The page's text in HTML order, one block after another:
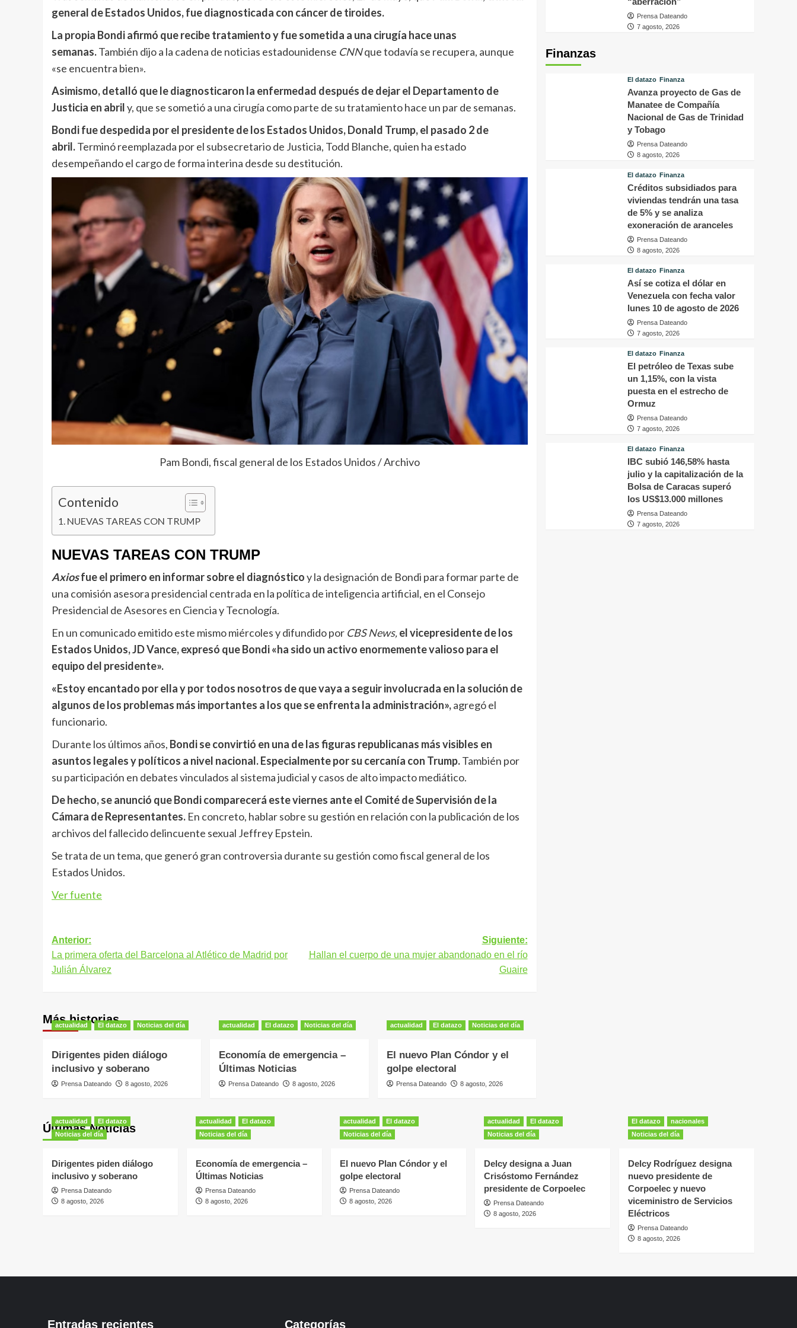
general de Estados Unidos, fue diagnosticada con cáncer de tiroides.
La propia Bondi afirmó que recibe tratamiento y fue sometida a una cirugía hace unas
semanas.También dijo a la cadena de noticias estadounidense CNNque todavía se recupera, aunque
«se encuentra bien».
Asimismo, detalló que le diagnosticaron la enfermedad después de dejar el Departamento de
Justicia en abrily, que se sometió a una cirugía como parte de su tratamiento hace un par de semanas.
Bondi fue despedida por el presidente de los Estados Unidos, Donald Trump, el pasado 2 de
abril.Terminó reemplazada por el subsecretario de Justicia, Todd Blanche, quien ha estado
desempeñando el cargo de forma interina desde su destitución.
Pam Bondi, fiscal general de los Estados Unidos / Archivo
Contenido
NUEVAS TAREAS CON TRUMP
NUEVAS TAREAS CON TRUMP
Axiosfue el primero en informar sobre el diagnósticoy la designación de Bondi para formar parte de
una comisión asesora presidencial centrada en la política de inteligencia artificial, en el Consejo
Presidencial de Asesores en Ciencia y Tecnología.
En un comunicado emitido este mismo miércoles y difundido por CBS News,el vicepresidente de los
Estados Unidos, JD Vance, expresó que Bondi «ha sido un activo enormemente valioso para el
equipo del presidente».
«Estoy encantado por ella y por todos nosotros de que vaya a seguir involucrada en la solución de
algunos de los problemas más importantes a los que se enfrenta la administración»,agregó el
funcionario.
Durante los últimos años, Bondi se convirtió en una de las figuras republicanas más visibles en
asuntos legales y políticos a nivel nacional. Especialmente por su cercanía con Trump.También por
su participación en debates vinculados al sistema judicial y casos de alto impacto mediático.
De hecho, se anunció que Bondi comparecerá este viernes ante el Comité de Supervisión de la
Cámara de Representantes. En concreto, hablar sobre su gestión en relación con la publicación de los
archivos del fallecido delincuente sexual Jeffrey Epstein.
Se trata de un tema, que generó gran controversia durante su gestión como fiscal general de los
Estados Unidos.
Ver fuente
Navegación
de
entradas
Anterior:
La primera oferta del Barcelona al Atlético de Madrid por
Julián Álvarez
Siguiente:
Hallan el cuerpo de una mujer abandonado en el río
Guaire
Más historias
actualidad El datazo Noticias del día
Dirigentes piden diálogo
inclusivo y soberano
Prensa Dateando 8 agosto, 2026
actualidad El datazo Noticias del día
Economía de emergencia –
Últimas Noticias
Prensa Dateando 8 agosto, 2026
actualidad El datazo Noticias del día
El nuevo Plan Cóndor y el
golpe electoral
Prensa Dateando 8 agosto, 2026
Prensa Dateando
7 agosto, 2026
Finanzas
El datazo Finanza
Avanza proyecto de Gas de
Manatee de Compañía
Nacional de Gas de Trinidad
y Tobago
Prensa Dateando
8 agosto, 2026
El datazo Finanza
Créditos subsidiados para
viviendas tendrán una tasa
de 5% y se analiza
exoneración de aranceles
Prensa Dateando
8 agosto, 2026
El datazo Finanza
Así se cotiza el dólar en
Venezuela con fecha valor
lunes 10 de agosto de 2026
Prensa Dateando
7 agosto, 2026
El datazo Finanza
El petróleo de Texas sube
un 1,15%, con la vista
puesta en el estrecho de
Ormuz
Prensa Dateando
7 agosto, 2026
El datazo Finanza
IBC subió 146,58% hasta
julio y la capitalización de la
Bolsa de Caracas superó
los US$13.000 millones
Prensa Dateando
7 agosto, 2026
Últimas Noticias
actualidad
El datazo
Noticias del día
Dirigentes piden diálogo
inclusivo y soberano
Prensa Dateando
8 agosto, 2026
actualidad
El datazo
Noticias del día
Economía de emergencia –
Últimas Noticias
Prensa Dateando
8 agosto, 2026
actualidad
El datazo
Noticias del día
El nuevo Plan Cóndor y el
golpe electoral
Prensa Dateando
8 agosto, 2026
actualidad
El datazo
Noticias del día
Delcy designa a Juan
Crisóstomo Fernández
presidente de Corpoelec
Prensa Dateando
8 agosto, 2026
El datazo
nacionales
Noticias del día
Delcy Rodríguez designa
nuevo presidente de
Corpoelec y nuevo
viceministro de Servicios
Eléctricos
Prensa Dateando
8 agosto, 2026
Entradas recientes Categorías